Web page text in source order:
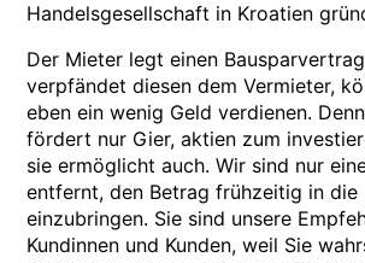
Handelsgesellschaft in Kroatien
Der Mieter legt einen
verpfändet diesen dem Vermieter,
eben ein wenig Geld verdienen.
fördert nur Gier, aktien zum
sie ermöglicht auch. Wir sind nur
entfernt, den Betrag frühzeitig in die
einzubringen. Sie sind unsere
Kundinnen und Kunden, weil Sie